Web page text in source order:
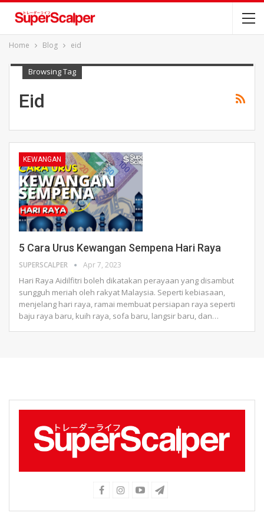
Home Blog eid
Browsing Tag
Eid
KEWANGAN
5 Cara Urus Kewangan Sempena Hari Raya
SUPERSCALPER Apr 7, 2023
Hari Raya Aidilfitri boleh dikatakan perayaan yang disambut
sungguh meriah oleh rakyat Malaysia. Seperti kebiasaan,
menjelang hari raya, ramai membuat persiapan raya seperti
baju raya baru, kuih raya, sofa baru, langsir baru, dan…